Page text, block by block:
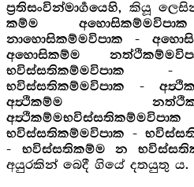
ප්‍රතිසංවින්මාර්‍ගයෙහි, කියූ
කම්ම
නාහොසිකම්මවිපාක -
අහොසිකම්ම
භවිස්සතිකම්මවිපාක -
අත්‍ථිකම්ම
භවිස්සතිකම්මවිපාක -
- භවිස්සතිකම්ම න
අයුරකින් බෙදී ගියේ දතයුතු ය.